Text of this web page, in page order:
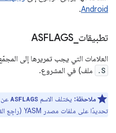
Android
.
تطبيقات ASFLAGS
العلامات التي يجب تمريرها إلى
.S
ملف) في المشروع.
ملاحظة: يختلف الاسم ASFLAGS عن
تحديدًا على ملفات مصدر YASM (راجِع القسم حول